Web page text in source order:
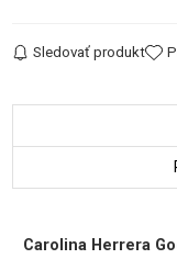
Sledovať produkt
Carolina Herrera